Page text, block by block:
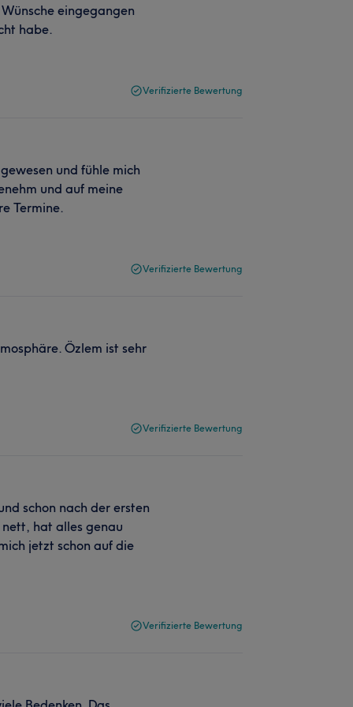
eingegangen
habe.
Verifizierte Bewertung
und fühle mich
und auf meine
Termine.
Verifizierte Bewertung
Özlem ist sehr
Verifizierte Bewertung
schon nach der ersten
hat alles genau
jetzt schon auf die
Verifizierte Bewertung